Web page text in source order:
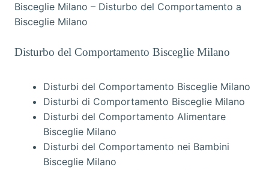
Bisceglie Milano – Disturbo del Comportamento a
Bisceglie Milano
Disturbo del Comportamento Bisceglie Milano
Disturbi del Comportamento Bisceglie Milano
Disturbi di Comportamento Bisceglie Milano
Disturbi del Comportamento Alimentare
Bisceglie Milano
Disturbi del Comportamento nei Bambini
Bisceglie Milano